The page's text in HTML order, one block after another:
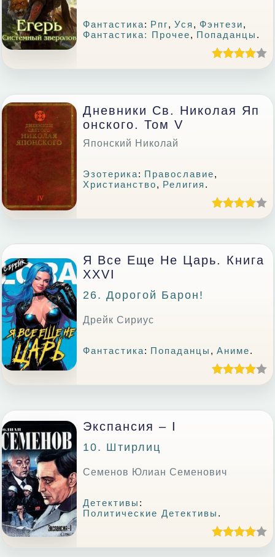
Фантастика: Рпг,Уся , Фэнтези,
Фантастика: Прочее, Попаданцы .
Дневники Св. Николая Яп
Онского. Том V
Японский Николай
Эзотерика: Православие,
Христианство, Религия .
Я Все Еще Не Царь. Книга
XXVI
26. Дорогой Барон!
Дрейк Сириус
Фантастика: Попаданцы ,Аниме.
Экспансия – I
10. Штирлиц
Семенов Юлиан Семенович
Детективы :
Политические Детективы .